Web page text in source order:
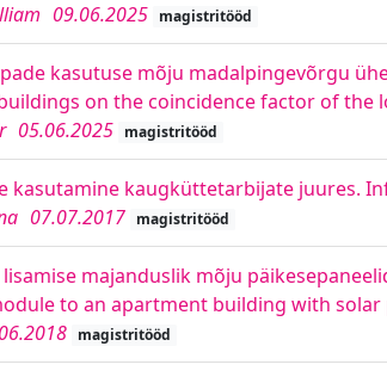
09.06.2025 magistritööd
kasutuse mõju madalpingevõrgu
on the coincidence factor of the
05.06.2025 magistritööd
kasutamine kaugküttetarbijate juures.
07.07.2017 magistritööd
majanduslik mõju
to an apartment building with solar
magistritööd